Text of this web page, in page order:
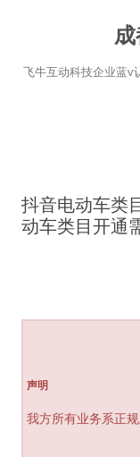
飞牛互动科技企业蓝v
抖音电动车类
动车类目开通
声明
我方所有业务系正